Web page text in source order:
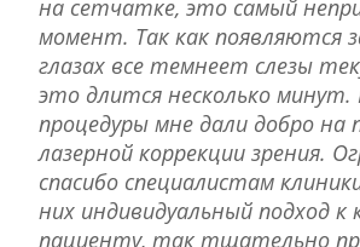
на сетчатке, это самый
момент. Так как появляются
глазах все темнеет слезы
это длится несколько минут.
процедуры мне дали добро на
лазерной коррекции зрения.
спасибо специалистам
них индивидуальный подход к
пациенту, так тщательно